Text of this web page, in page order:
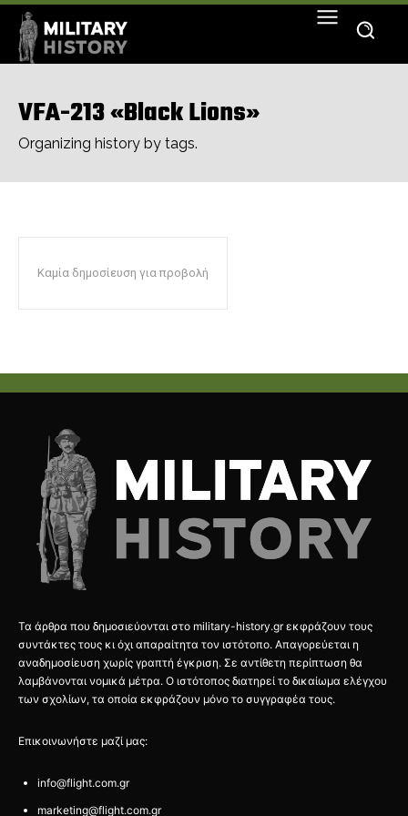
VFA-213 «Black Lions»
Organizing history by tags.
Καμία δημοσίευση για προβολή
Τα άρθρα που δημοσιεύονται στο military-history.gr εκφράζουν τους
συντάκτες τους κι όχι απαραίτητα τον ιστότοπο. Απαγορεύεται η
αναδημοσίευση χωρίς γραπτή έγκριση. Σε αντίθετη περίπτωση θα
λαμβάνονται νομικά μέτρα. Ο ιστότοπος διατηρεί το δικαίωμα ελέγχου
των σχολίων, τα οποία εκφράζουν μόνο το συγγραφέα τους.
Επικοινωνήστε μαζί μας:
info@flight.com.gr
marketing@flight.com.gr